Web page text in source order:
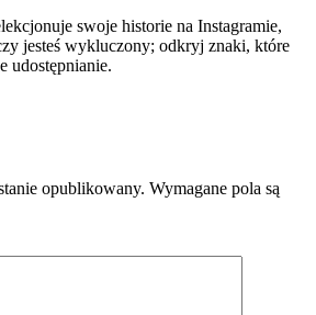
swoje historie na Instagramie,
jesteś wykluczony; odkryj znaki, które
udostępnianie.
opublikowany. Wymagane pola są